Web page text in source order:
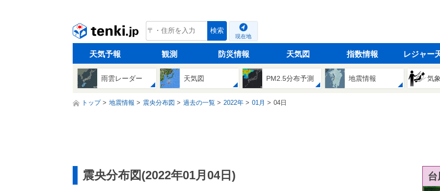
tenki.jp 検索
現在地
天気予報 観測 防災情報 天気図 指数情報 レジャー
雨雲レーダー 天気図 PM2.5分布予測 地震情報 気
トップ 地震情報 震央分布図 過去の一覧 2022年 01月 04日
震央分布図(2022年01月04日)